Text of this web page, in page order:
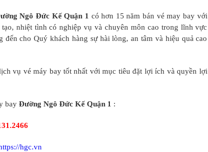
Ngô Đức Kế Quận 1 có hơn 15 năm bán vé may bay với
nhiệt tình có nghiệp vụ và chuyên môn cao trong lĩnh vực
cho Quý khách hàng sự hài lòng, an tâm và hiệu quả cao
vụ vé máy bay tốt nhất với mục tiêu đặt lợi ích và quyền lợi
bay Đường Ngô Đức Kế Quận 1 :
hgc.vn